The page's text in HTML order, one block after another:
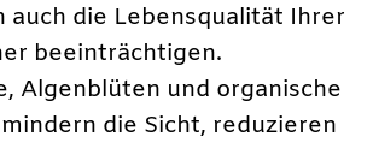
auch die Lebensqualität Ihrer
beeinträchtigen.
Algenblüten und organische
die Sicht, reduzieren